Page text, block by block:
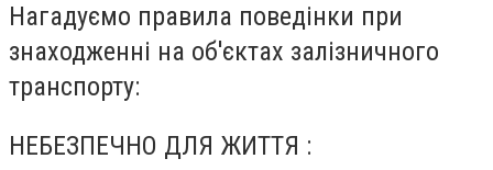
Нагадуємо правила поведінки при
знаходженні на об'єктах залізничного
транспорту:
НЕБЕЗПЕЧНО ДЛЯ ЖИТТЯ :